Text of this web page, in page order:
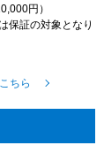
円）
保証の対象となり
ちら